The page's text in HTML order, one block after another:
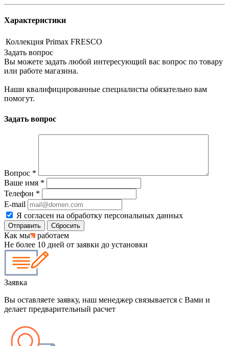
Характеристики
Коллекция Primax FRESCO
Задать вопрос
Вы можете задать любой интересующий вас вопрос по товару
или работе магазина.
Наши квалифицированные специалисты обязательно вам
помогут.
Задать вопрос
Вопрос *
Ваше имя *
Телефон *
E-mail
Я согласен на обработку персональных данных
Сбросить
Как мы
работаем
Не более 10 дней от заявки до установки
Заявка
Вы оставляете заявку, наш менеджер связывается с Вами и
делает предварительный расчет